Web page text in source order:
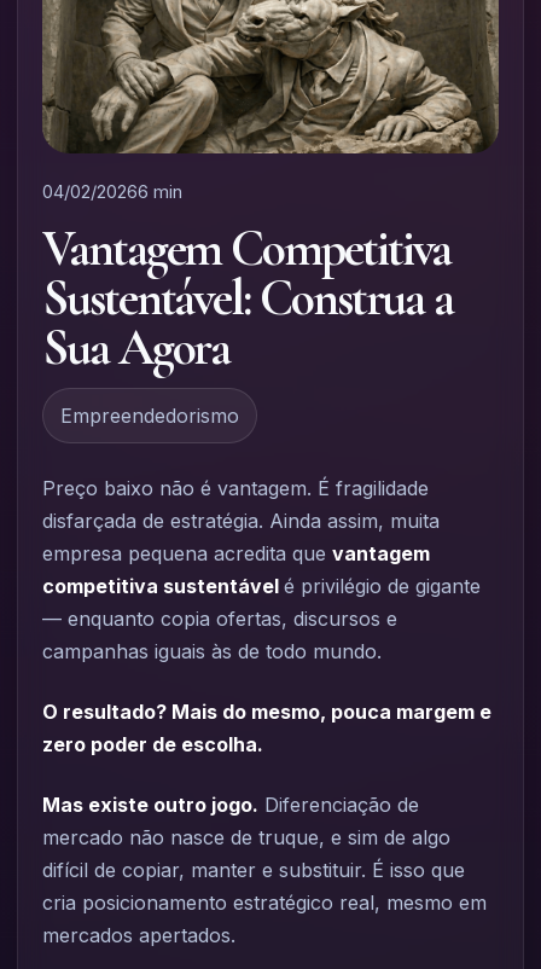
04/02/20266 min
Vantagem Competitiva
Sustentável: Construa a
Sua Agora
Empreendedorismo
Preço baixo não é vantagem. É fragilidade
disfarçada de estratégia. Ainda assim, muita
empresa pequena acredita que vantagem
competitiva sustentável é privilégio de gigante
— enquanto copia ofertas, discursos e
campanhas iguais às de todo mundo.
O resultado? Mais do mesmo, pouca margem e
zero poder de escolha.
Mas existe outro jogo. Diferenciação de
mercado não nasce de truque, e sim de algo
difícil de copiar, manter e substituir. É isso que
cria posicionamento estratégico real, mesmo em
mercados apertados.